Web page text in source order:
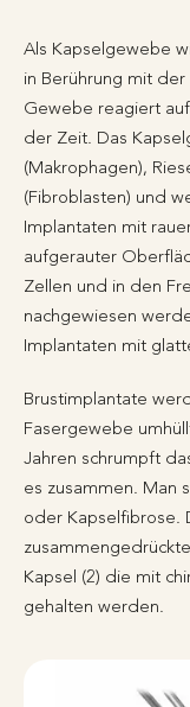
Als Kapselgewebe
in Berührung mit
Gewebe reagiert
der Zeit. Das
(Makrophagen),
(Fibroblasten) und
Implantaten mit
aufgerauter
Zellen und in den
nachgewiesen
Implantaten mit
Brustimplantate
Fasergewebe
Jahren schrumpft
es zusammen. Man
oder Kapselfibrose.
Kapsel (2) die mit
gehalten werden.